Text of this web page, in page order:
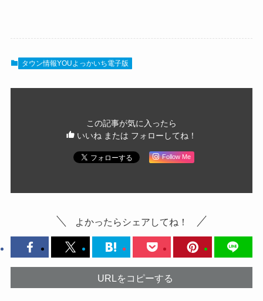
タウン情報YOUよっかいち電子版
この記事が気に入ったら
いいね または フォローしてね！
Follow Me
よかったらシェアしてね！
URLをコピーする